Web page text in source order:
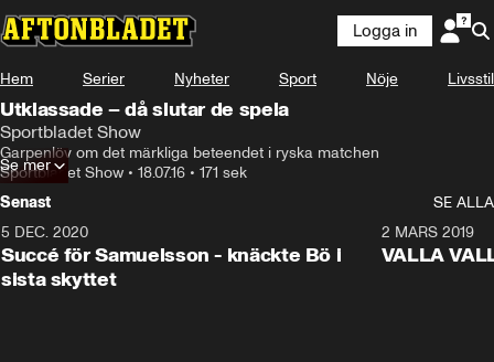
Logga in
Hem Serier Nyheter Sport Nöje Livsstil
Utklassade – då slutar de spela
Sportbladet Show
Garpenlöv om det märkliga beteendet i ryska matchen
Sportbladet Show • 18.07.16 • 171 sek
Se mer
Senast
SE ALLA
5 DEC. 2020
Succé för Samuelsson - knäckte Bö i
sista skyttet
2 MARS 2019
VALLA